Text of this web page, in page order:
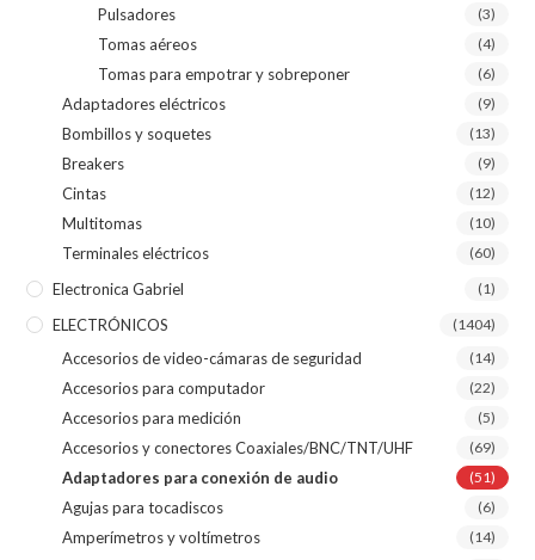
Pulsadores (3)
Tomas aéreos (4)
Tomas para empotrar y sobreponer (6)
Adaptadores eléctricos (9)
Bombillos y soquetes (13)
Breakers (9)
Cintas (12)
Multitomas (10)
Terminales eléctricos (60)
Electronica Gabriel (1)
ELECTRÓNICOS (1404)
Accesorios de video-cámaras de seguridad (14)
Accesorios para computador (22)
Accesorios para medición (5)
Accesorios y conectores Coaxiales/BNC/TNT/UHF (69)
Adaptadores para conexión de audio (51)
Agujas para tocadiscos (6)
Amperímetros y voltímetros (14)